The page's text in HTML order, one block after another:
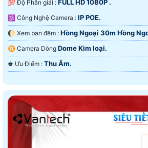
💯 Độ Phân giải : FULL HD 1080P .
🕉️ Công Nghệ Camera : IP POE.
🌔 Xem ban đêm : Hồng Ngoại 30m Hồng
♊ Camera Dòng Dome Kim loại.
️♚ Ưu Điểm : Thu Âm.